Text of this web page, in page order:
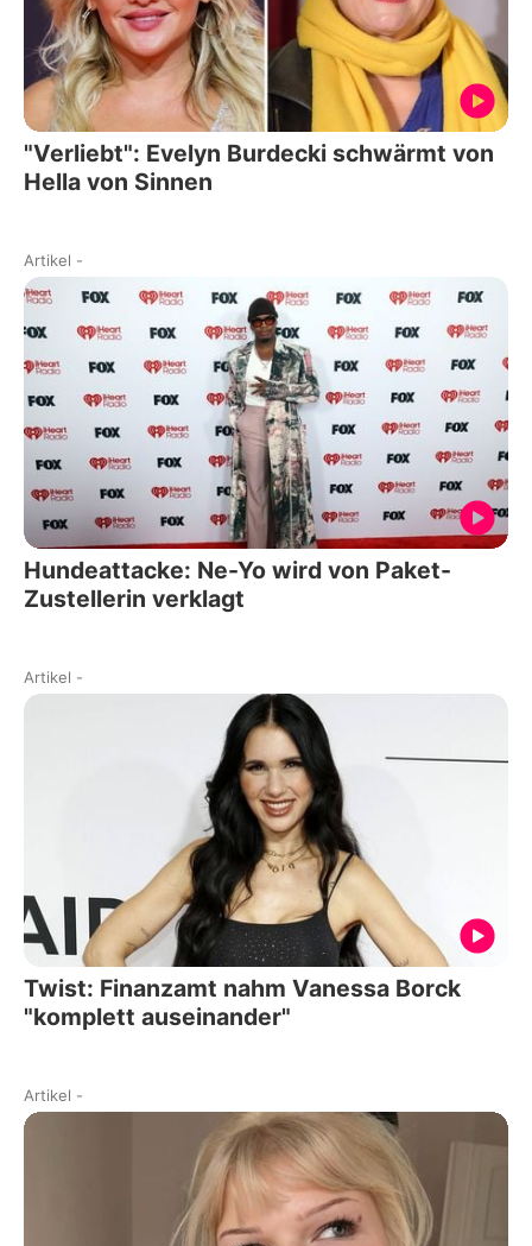
"Verliebt": Evelyn Burdecki schwärmt von
Hella von Sinnen
Artikel -
Hundeattacke: Ne-Yo wird von Paket-
Zustellerin verklagt
Artikel -
Twist: Finanzamt nahm Vanessa Borck
"komplett auseinander"
Artikel -